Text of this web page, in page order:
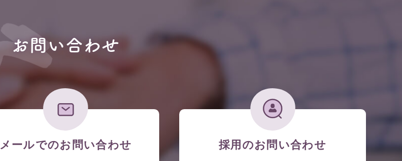
お問い合わせ
メールでのお問い合わせ 採用のお問い合わせ